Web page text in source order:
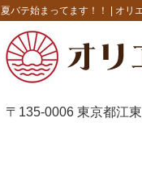
夏バテ始まってます！！ | オリ
〒135-0006 東京都江